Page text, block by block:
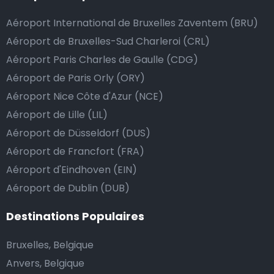
La manière la plus simple pour ce faire est d’arrondir
le prix de la course au montant supérieur, ou de dire
au chauffeur de ne pas rendre la monnaie après lui
avoir donné un billet plus élevé que le prix de la
course.
Combien coûte une navette d’aéroport à Ankara?
L’un des plus gros avantages des transports
d’aéroport proposés par Airport Taxis est un tarif fixe
pas de frais supplémentaires au prix d’une course en
taxi de nuit, ni de supplément pour venir vous
Aéroport International de Bruxelles Zaventem (BRU)
Aéroport de Bruxelles-Sud Charleroi (CRL)
Aéroport Paris Charles de Gaulle (CDG)
Aéroport de Paris Orly (ORY)
Aéroport Nice Côte d'Azur (NCE)
Aéroport de Lille (LIL)
Aéroport de Düsseldorf (DUS)
Aéroport de Francfort (FRA)
Aéroport d'Eindhoven (EIN)
Aéroport de Dublin (DUB)
Destinations Populaires
Bruxelles, Belgique
Anvers, Belgique